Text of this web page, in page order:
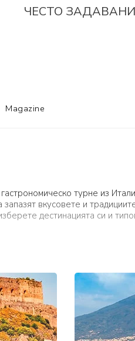
турне из
вкусовете и
дестинацията си и
ЧЕСТО
Magazine